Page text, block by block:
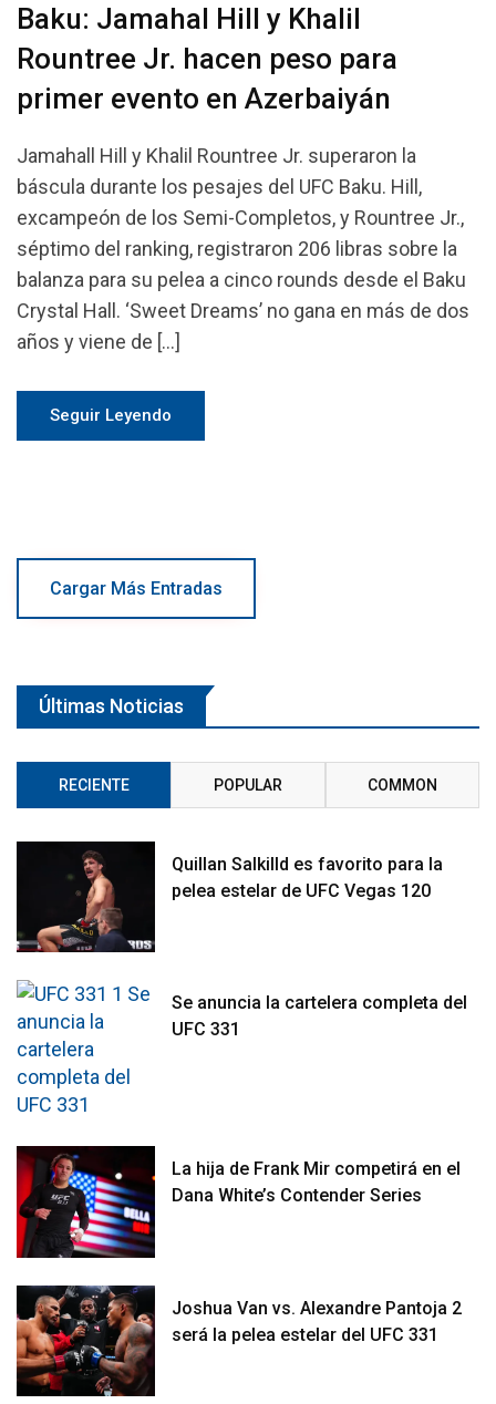
Baku: Jamahal Hill y Khalil
Rountree Jr. hacen peso para
primer evento en Azerbaiyán
Jamahall Hill y Khalil Rountree Jr. superaron la
báscula durante los pesajes del UFC Baku. Hill,
excampeón de los Semi-Completos, y Rountree Jr.,
séptimo del ranking, registraron 206 libras sobre la
balanza para su pelea a cinco rounds desde el Baku
Crystal Hall. ‘Sweet Dreams’ no gana en más de dos
años y viene de […]
Seguir Leyendo
Cargar Más Entradas
Últimas Noticias
RECIENTE POPULAR COMMON
Quillan Salkilld es favorito para la
pelea estelar de UFC Vegas 120
Se anuncia la cartelera completa del
UFC 331
La hija de Frank Mir competirá en el
Dana White’s Contender Series
Joshua Van vs. Alexandre Pantoja 2
será la pelea estelar del UFC 331